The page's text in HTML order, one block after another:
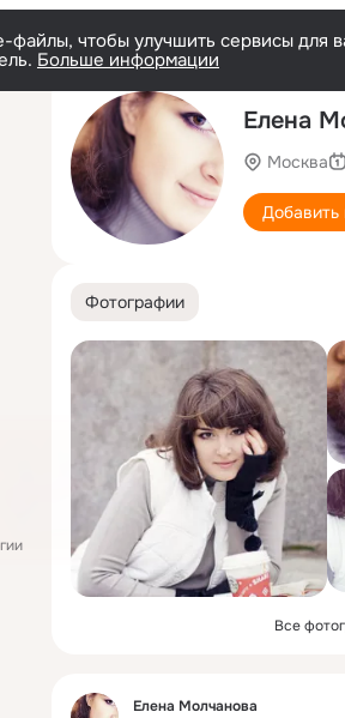
чтобы улучшить сервисы для
Больше информации
Елена
Москва
Добавить
Фотографии
Все
Фид
Елена Молчанова